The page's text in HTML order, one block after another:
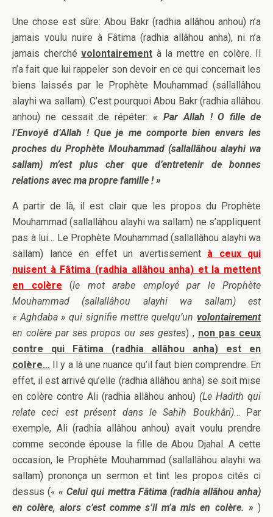
Une chose est sûre: Abou Bakr (radhia allâhou anhou) n’a
jamais voulu nuire à Fâtima (radhia allâhou anha), ni n’a
jamais cherché volontairement à la mettre en colère. Il
n’a fait que lui rappeler son devoir en ce qui concernait les
biens laissés par le Prophète Mouhammad (sallallâhou
alayhi wa sallam). C’est pourquoi Abou Bakr (radhia allâhou
anhou) ne cessait de répéter:« Par Allah ! O fille de
l’Envoyé d’Allah ! Que je me comporte bien envers les
proches du Prophète Mouhammad (sallallâhou alayhi wa
sallam) m’est plus cher que d’entretenir de bonnes
relations avec ma propre famille ! »
A partir de là, il est clair que les propos du Prophète
Mouhammad (sallallâhou alayhi wa sallam) ne s’appliquent
pas à lui… Le Prophète Mouhammad (sallallâhou alayhi wa
sallam) lance en effet un avertissement à ceux qui
nuisent à Fâtima (radhia allâhou anha) et la mettent
en colère (le mot arabe employé par le Prophète
Mouhammad (sallallâhou alayhi wa sallam) est
« Aghdaba » qui signifie mettre quelqu’un volontairement
en colère par ses propos ou ses gestes) , non pas ceux
contre qui Fâtima (radhia allâhou anha) est en
colère… Il y a là une nuance qu’il faut bien comprendre. En
effet, il est arrivé qu’elle (radhia allâhou anha) se soit mise
en colère contre Ali (radhia allâhou anhou) (Le Hadith qui
relate ceci est présent dans le Sahih Boukhâri)… Par
exemple, Ali (radhia allâhou anhou) avait voulu prendre
comme seconde épouse la fille de Abou Djahal. A cette
occasion, le Prophète Mouhammad (sallallâhou alayhi wa
sallam) prononça un sermon et tint les propos cités ci
dessus («« Celui qui mettra Fâtima (radhia allâhou anha)
en colère, alors c’est comme s’il m’a mis en colère. » )